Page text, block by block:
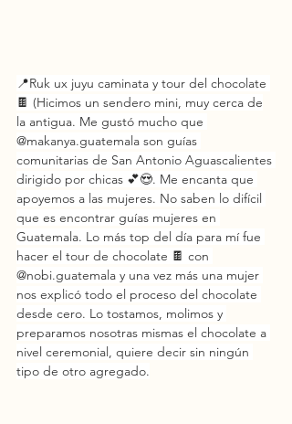
📍Ruk ux juyu caminata y tour del chocolate
🍫 (Hicimos un sendero mini, muy cerca de
la antigua. Me gustó mucho que
@makanya.guatemala son guías
comunitarias de San Antonio Aguascalientes
dirigido por chicas 💕😍. Me encanta que
apoyemos a las mujeres. No saben lo difícil
que es encontrar guías mujeres en
Guatemala. Lo más top del día para mí fue
hacer el tour de chocolate 🍫 con
@nobi.guatemala y una vez más una mujer
nos explicó todo el proceso del chocolate
desde cero. Lo tostamos, molimos y
preparamos nosotras mismas el chocolate a
nivel ceremonial, quiere decir sin ningún
tipo de otro agregado.